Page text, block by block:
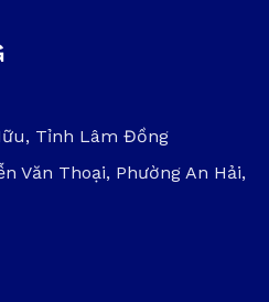
Tỉnh Lâm Đồng
Văn Thoại, Phường An Hải,